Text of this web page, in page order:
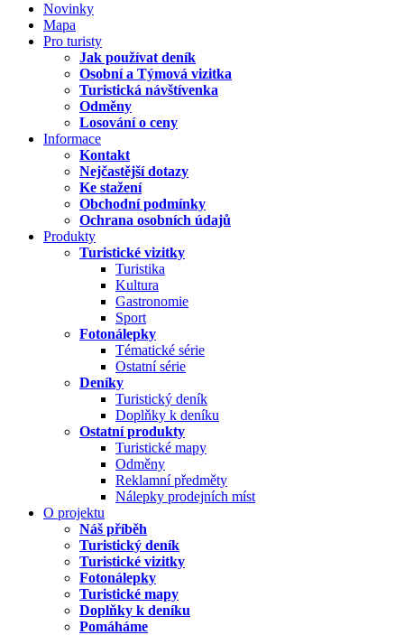
Novinky
Mapa
Pro turisty
Jak používat deník
Osobní a Týmová vizitka
Turistická návštívenka
Odměny
Losování o ceny
Informace
Kontakt
Nejčastější dotazy
Ke stažení
Obchodní podmínky
Ochrana osobních údajů
Produkty
Turistické vizitky
Turistika
Kultura
Gastronomie
Sport
Fotonálepky
Tématické série
Ostatní série
Deníky
Turistický deník
Doplňky k deníku
Ostatní produkty
Turistické mapy
Odměny
Reklamní předměty
Nálepky prodejních míst
O projektu
Náš příběh
Turistický deník
Turistické vizitky
Fotonálepky
Turistické mapy
Doplňky k deníku
Pomáháme